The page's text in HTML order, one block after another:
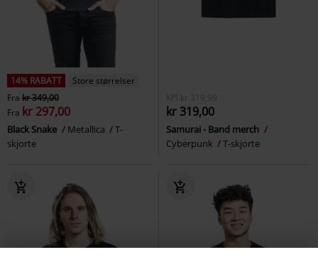
14% RABATT
Store størrelser
Fra kr 349,00
Fra kr 297,00
Black Snake Metallica
T-
skjorte
KPI kr 319,99
kr 319,00
Samurai - Band merch
Cyberpunk
T-skjorte